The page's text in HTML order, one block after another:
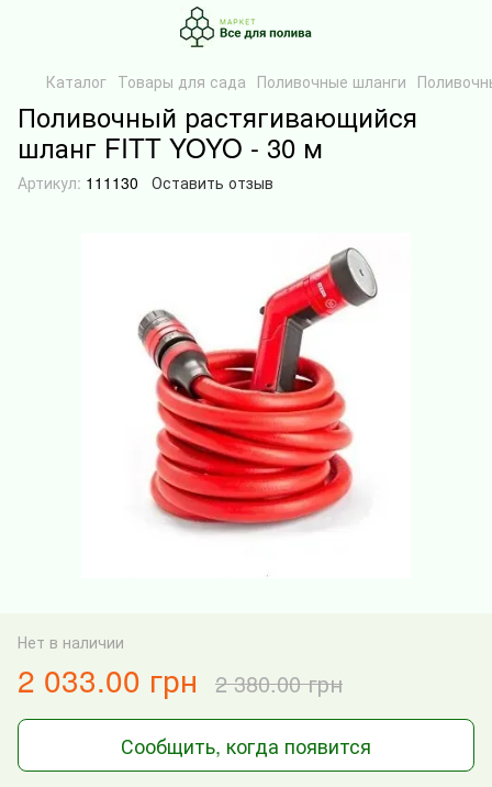
Каталог Товары для сада Поливочные шланги
Поливочный растягивающийся
шланг FITT YOYO - 30 м
Артикул: 111130 Оставить отзыв
Нет в наличии
2 033.00 грн 2 380.00 грн
Сообщить, когда появится